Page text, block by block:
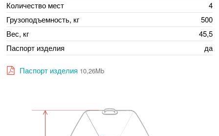
Количество мест
4
Грузоподъемность, кг
500
Вес, кг
45,5
Паспорт изделия
да
Паспорт изделия 10,26Mb